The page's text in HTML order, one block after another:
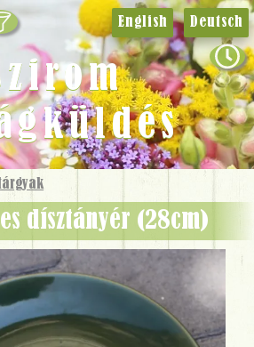
dísztányér (28cm)
English Deutsch